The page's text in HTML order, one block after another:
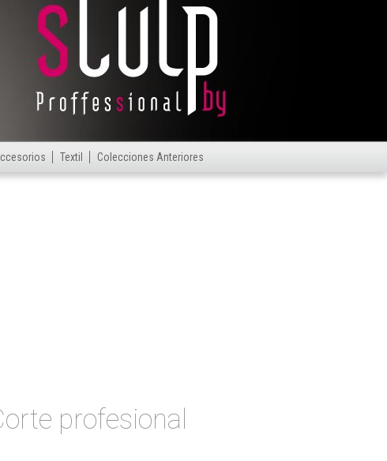
Textil Colecciones Anteriores
profesional